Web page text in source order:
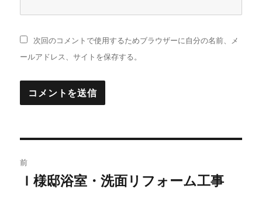
次回のコメントで使用するためブラウザーに自分の名前、メ
ールアドレス、サイトを保存する。
稿
前
Ｉ様邸浴室・洗面リフォーム工事